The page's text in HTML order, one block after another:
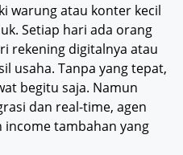
warung atau konter kecil
Setiap hari ada orang
rekening digitalnya atau
usaha. Tanpa yang tepat,
begitu saja. Namun
dan real-time, agen
income tambahan yang